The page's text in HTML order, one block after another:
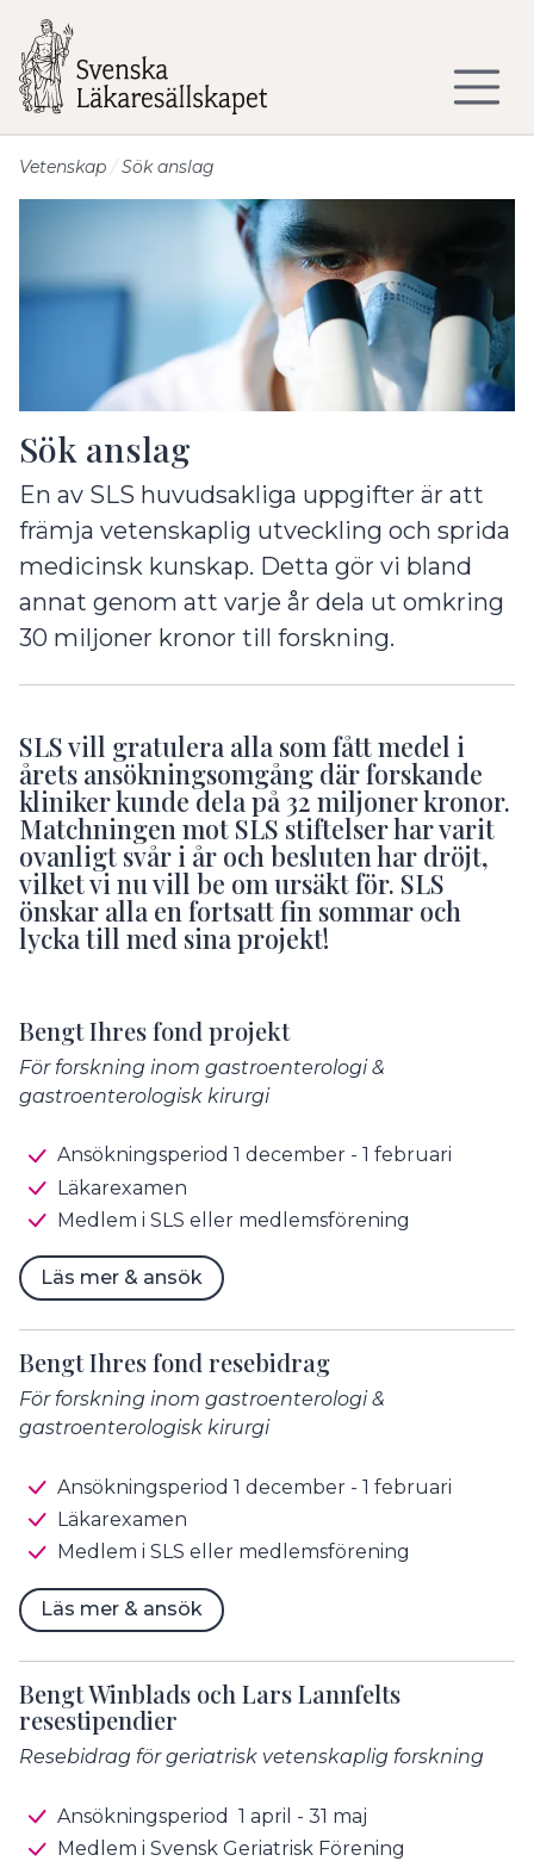
Vetenskap Sök anslag
Sök anslag
En av SLS huvudsakliga uppgifter är att
främja vetenskaplig utveckling och sprida
medicinsk kunskap. Detta gör vi bland
annat genom att varje år dela ut omkring
30 miljoner kronor till forskning.
SLS vill gratulera alla som fått medel i
årets ansökningsomgång där forskande
kliniker kunde dela på 32 miljoner kronor.
Matchningen mot SLS stiftelser har varit
ovanligt svår i år och besluten har dröjt,
vilket vi nu vill be om ursäkt för. SLS
önskar alla en fortsatt fin sommar och
lycka till med sina projekt!
Bengt Ihres fond projekt
För forskning inom gastroenterologi &
gastroenterologisk kirurgi
Ansökningsperiod 1 december - 1 februari
Läkarexamen
Medlem i SLS eller medlemsförening
Läs mer & ansök
Bengt Ihres fond resebidrag
För forskning inom gastroenterologi &
gastroenterologisk kirurgi
Ansökningsperiod 1 december - 1 februari
Läkarexamen
Medlem i SLS eller medlemsförening
Läs mer & ansök
Bengt Winblads och Lars Lannfelts
resestipendier
Resebidrag för geriatrisk vetenskaplig forskning
Ansökningsperiod 1 april - 31 maj
Medlem i Svensk Geriatrisk Förening